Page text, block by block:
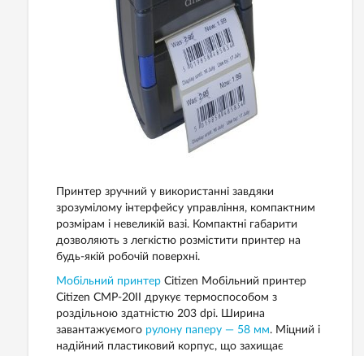
Принтер зручний у використанні завдяки
зрозумілому інтерфейсу управління, компактним
розмірам і невеликій вазі. Компактні габарити
дозволяють з легкістю розмістити принтер на
будь-якій робочій поверхні.
Мобільний принтер Citizen Мобільний принтер
Citizen CMP-20II друкує термоспособом з
роздільною здатністю 203 dpi. Ширина
завантажуємого рулону паперу — 58 мм. Міцний і
надійний пластиковий корпус, що захищає